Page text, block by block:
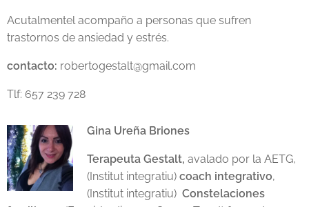
Acutalmentel acompaño a personas que sufren
trastornos de ansiedad y estrés.
contacto: robertogestalt@gmail.com
Tlf: 657 239 728
Gina Ureña Briones
Terapeuta Gestalt, avalado por la AETG,
(Institut integratiu) coach integrativo,
(Institut integratiu) Constelaciones